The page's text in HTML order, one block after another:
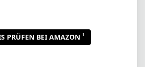
Blende eröffnet dieses
Wege, um die feinen Details der